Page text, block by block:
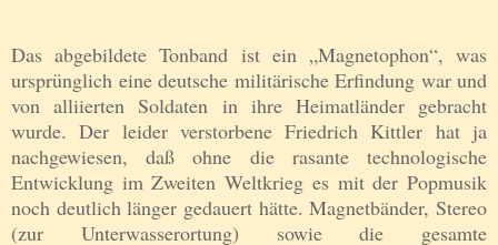
Das abgebildete Tonband ist ein „Magnetophon“, was
ursprünglich eine deutsche militärische Erfindung war und
von alliierten Soldaten in ihre Heimatländer gebracht
wurde. Der leider verstorbene Friedrich Kittler hat ja
nachgewiesen, daß ohne die rasante technologische
Entwicklung im Zweiten Weltkrieg es mit der Popmusik
noch deutlich länger gedauert hätte. Magnetbänder, Stereo
(zur Unterwasserortung) sowie die gesamte